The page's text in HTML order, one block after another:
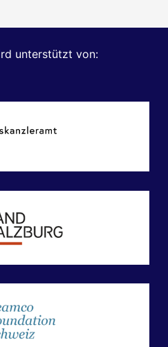
unterstützt von: